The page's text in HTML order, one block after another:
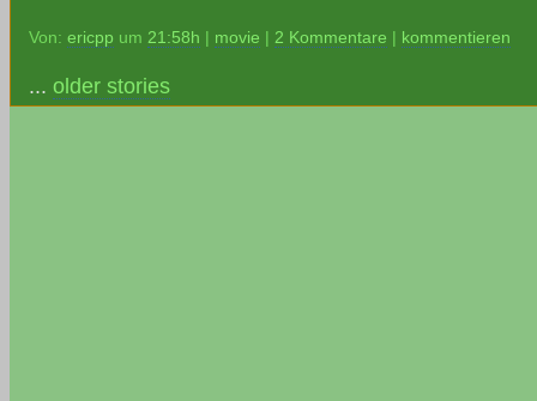
Von: ericpp um 21:58h movie 2 Kommentare kommentieren
... older stories